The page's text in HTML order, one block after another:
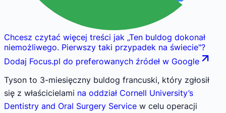
Chcesz czytać więcej treści jak „Ten buldog dokonał
niemożliwego. Pierwszy taki przypadek na świecie"?
Dodaj Focus.pl do preferowanych źródeł w Google
Tyson to 3-miesięczny buldog francuski, który zgłosił
się z właścicielami na oddział Cornell University’s
Dentistry and Oral Surgery Service w celu operacji